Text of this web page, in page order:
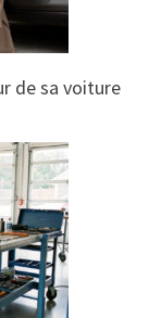
de sa voiture